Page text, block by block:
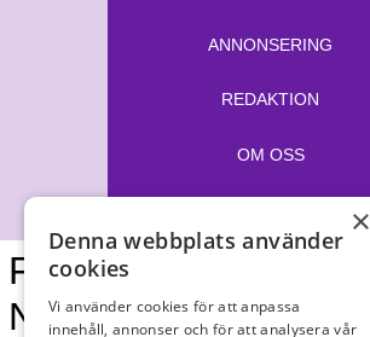
ANNONSERING
REDAKTION
OM OSS
Falkenbergs
Nyheter vecka
×
Denna webbplats använder
cookies
Vi använder cookies för att anpassa
innehåll, annonser och för att analysera vår